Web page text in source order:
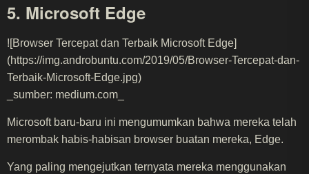
5. Microsoft Edge
![Browser Tercepat dan Terbaik Microsoft Edge]
(https://img.androbuntu.com/2019/05/Browser-Tercepat-dan-
Terbaik-Microsoft-Edge.jpg)
_sumber: medium.com_
Microsoft baru-baru ini mengumumkan bahwa mereka telah
merombak habis-habisan browser buatan mereka, Edge.
Yang paling mengejutkan ternyata mereka menggunakan